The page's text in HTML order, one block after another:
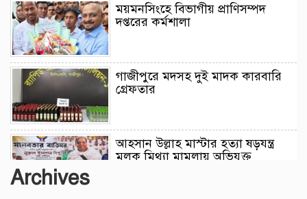
ময়মনসিংহে বিভাগীয় প্রাণিসম্পদ
দপ্তরের কর্মশালা
গাজীপুরে মদসহ দুই মাদক কারবারি
গ্রেফতার
আহসান উল্লাহ মাস্টার হত্যা ষড়যন্ত্র
মূলক মিথ্যা মামলায় অভিযুক্ত
Archives